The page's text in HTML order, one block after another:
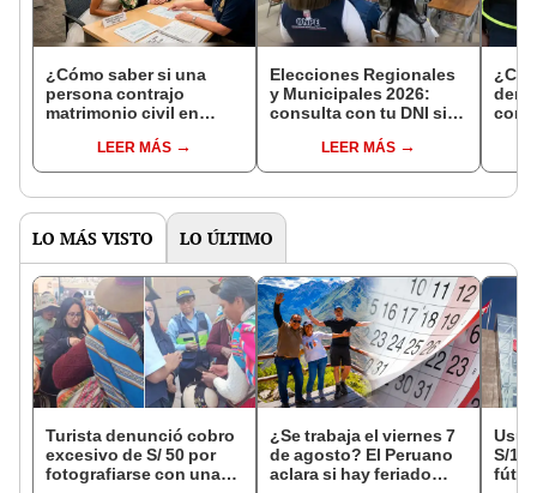
¿Cómo saber si una
persona contrajo
matrimonio civil en
LEER MÁS
Elecciones Regionales
y Municipales 2026:
consulta con tu DNI si
de mesa para este 4 de
octubre en el link oficial
LEER MÁS
con
LO MÁS VISTO LO ÚLTIMO
Turista denunció cobro
excesivo de S/ 50 por
fotografiarse con una
¿Se trabaja el viernes 7
de agosto? El Peruano
aclara si hay feriado
S/